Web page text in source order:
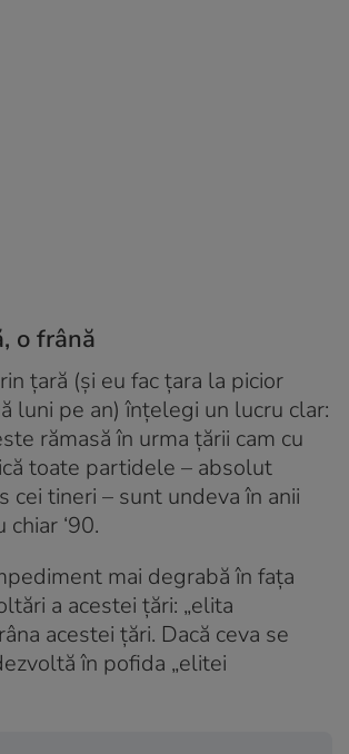
o frână
țară (și eu fac țara la picior
luni pe an) înțelegi un lucru clar:
rămasă în urma țării cam cu
toate partidele – absolut
cei tineri – sunt undeva în anii
‘90.
mai degrabă în fața
a acestei țări: „elita
acestei țări. Dacă ceva se
în pofida „elitei